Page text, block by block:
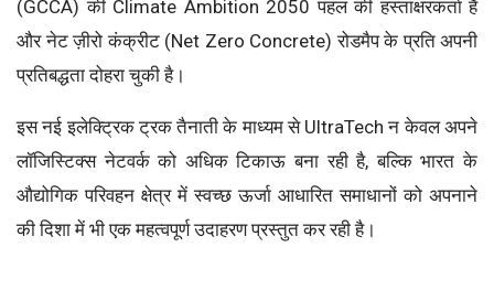
(GCCA) की Climate Ambition 2050 पहल की हस्ताक्षरकर्ता है
और नेट ज़ीरो कंक्रीट (Net Zero Concrete) रोडमैप के प्रति अपनी
प्रतिबद्धता दोहरा चुकी है।
इस नई इलेक्ट्रिक ट्रक तैनाती के माध्यम से UltraTech न केवल अपने
लॉजिस्टिक्स नेटवर्क को अधिक टिकाऊ बना रही है, बल्कि भारत के
औद्योगिक परिवहन क्षेत्र में स्वच्छ ऊर्जा आधारित समाधानों को अपनाने
की दिशा में भी एक महत्वपूर्ण उदाहरण प्रस्तुत कर रही है।